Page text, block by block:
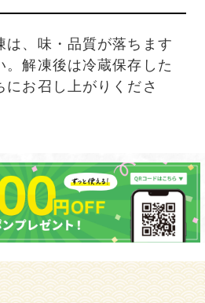
は、味・品質が落ちます
。解凍後は冷蔵保存した
お召し上がりくださ